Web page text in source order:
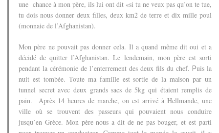
une chance à mon père, ils lui ont dit «si tu ne veux pas qu’on te tue,
tu dois nous donner deux filles, deux km2 de terre et dix mille poul
(monnaie de l’Afghanistan).
Mon père ne pouvait pas donner cela. Il a quand même dit oui et a
décidé de quitter l’Afghanistan.Le lendemain, mon père est sorti
pendant la cérémonie de l’enterrement des deux fils du chef. Puis la
nuit est tombée. Toute ma famille est sortie de la maison par un
tunnel secret avec deux grands sacs de 5kg qui étaient remplis de
pain.
Après 14 heures de marche, on est arrivé à Hellmande, une
ville où se trouvent des passeurs qui pouvaient nous conduire
jusqu’en Grèce. Mon père nous a dit de ne pas bouger, et est parti